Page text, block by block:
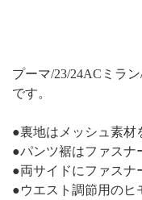
プーマ/23/24ACミラ
です。
●裏地はメッシュ素材
●パンツ裾はファスナ
●両サイドにファスナ
●ウエスト調節用のヒ